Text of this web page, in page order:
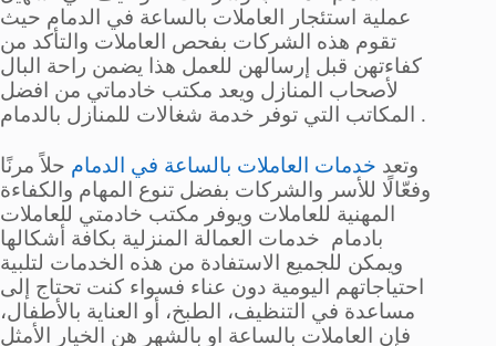
عملية استئجار العاملات بالساعة في الدمام حيث
تقوم هذه الشركات بفحص العاملات والتأكد من
كفاءتهن قبل إرسالهن للعمل هذا يضمن راحة البال
لأصحاب المنازل ويعد مكتب خادماتي من افضل
المكاتب التي توفر خدمة شغالات للمنازل بالدمام .
وتعد خدمات العاملات بالساعة في الدمام حلاً مرنًا
وفعّالًا للأسر والشركات بفضل تنوع المهام والكفاءة
المهنية للعاملات ويوفر مكتب خادمتي للعاملات
بادمام خدمات العمالة المنزلية بكافة أشكالها
ويمكن للجميع الاستفادة من هذه الخدمات لتلبية
احتياجاتهم اليومية دون عناء فسواء كنت تحتاج إلى
مساعدة في التنظيف، الطبخ، أو العناية بالأطفال،
فإن العاملات بالساعة او بالشهر هن الخيار الأمثل